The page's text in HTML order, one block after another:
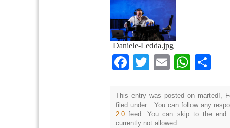
Daniele-Ledda.jpg
Facebook
TwitterEmail
This entry was posted on martedì,
filed under . You can follow any
2.0 feed. You can skip to the end
currently not allowed.